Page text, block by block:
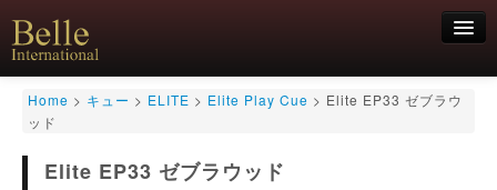
新規会員登録
ログイン
HOME
お気軽にお問合せくださいませ！
Home > キュー > ELITE > Elite Play Cue > Elite EP33 ゼブラウ
ッド
Elite EP33 ゼブラウッド